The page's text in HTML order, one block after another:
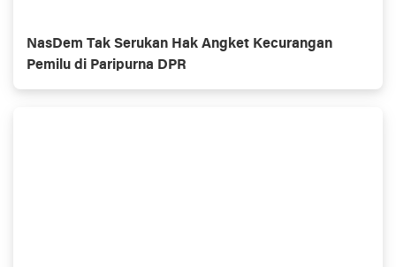
NasDem Tak Serukan Hak Angket Kecurangan
Pemilu di Paripurna DPR